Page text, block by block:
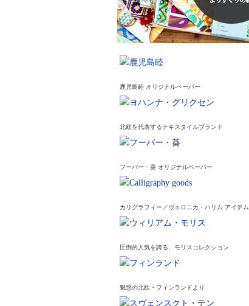
鹿児島睦 オリジナルペーパー
北欧を代表するテキスタイルブランド
フーバー・葵 オリジナルペーパー
カリグラフィー／ヴェロニカ・ハリム アイテム
圧倒的人気を誇る、モリスコレクション
魅惑の北欧・フィンランドより